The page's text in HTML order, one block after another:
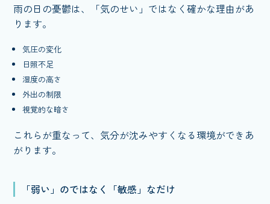
雨の日の憂鬱は、「気のせい」ではなく確かな理由があ
ります。
気圧の変化
日照不足
湿度の高さ
外出の制限
視覚的な暗さ
これらが重なって、気分が沈みやすくなる環境ができあ
がります。
「弱い」のではなく「敏感」なだけ